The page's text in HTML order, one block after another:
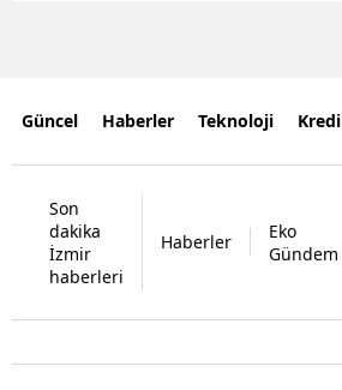
Güncel Haberler Teknoloji Kredi
Son
dakika
İzmir
haberleri
Haberler
Eko
Gündem